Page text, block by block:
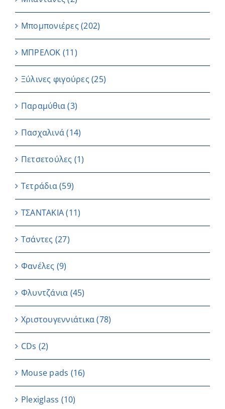
Μπομπονιέρες(202)
ΜΠΡΕΛΟΚ (11)
Ξύλινες φιγούρες(25)
Παραμύθια (3)
Πασχαλινά (14)
Πετσετούλες (1)
Τετράδια(59)
ΤΣΑΝΤΑΚΙΑ (11)
Τσάντες (27)
Φανέλες (9)
Φλυντζάνια (45)
Χριστουγεννιάτικα(78)
CDs (2)
Μouse pads (16)
Plexiglass (10)